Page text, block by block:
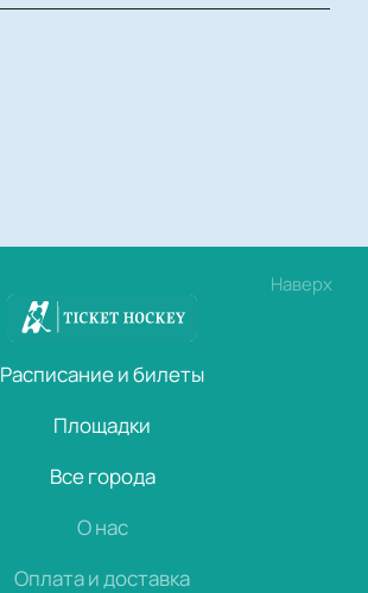
Наверх
Расписание и билеты
Площадки
Все города
О нас
Оплата и доставка